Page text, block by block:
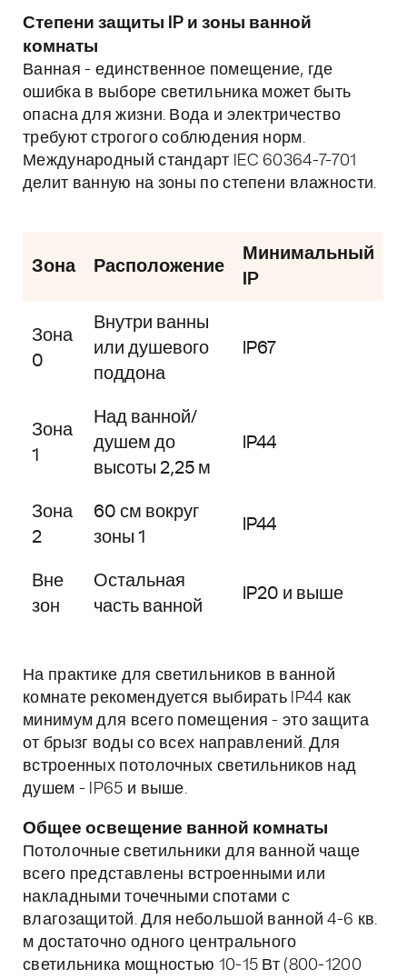
Степени защиты IP и зоны ванной
комнаты
Ванная - единственное помещение, где
ошибка в выборе светильника может быть
опасна для жизни. Вода и электричество
требуют строгого соблюдения норм.
Международный стандарт IEC 60364-7-701
делит ванную на зоны по степени влажности.
Зона Расположение
Минимальный
IP
Зона
0
Внутри ванны
или душевого
поддона
IP67
Зона
1
Над ванной/
душем до
высоты 2,25 м
IP44
Зона
2
60 см вокруг
зоны 1
IP44
Вне
зон
Остальная
часть ванной
IP20 и выше
На практике для светильников в ванной
комнате рекомендуется выбирать IP44 как
минимум для всего помещения - это защита
от брызг воды со всех направлений. Для
встроенных потолочных светильников над
душем - IP65 и выше.
Общее освещение ванной комнаты
Потолочные светильники для ванной чаще
всего представлены встроенными или
накладными точечными спотами с
влагозащитой. Для небольшой ванной 4-6 кв.
м достаточно одного центрального
светильника мощностью 10-15 Вт (800-1200